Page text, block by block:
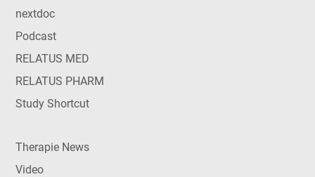
nextdoc
Podcast
RELATUS MED
RELATUS PHARM
Study Shortcut
Therapie News
Video